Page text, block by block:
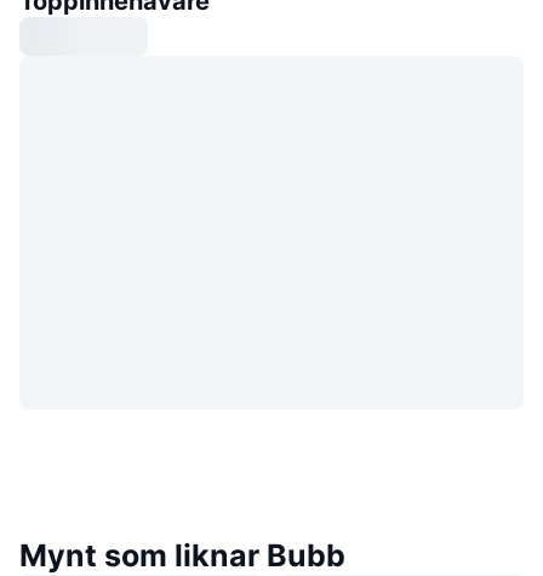
Mynt som liknar Bubb